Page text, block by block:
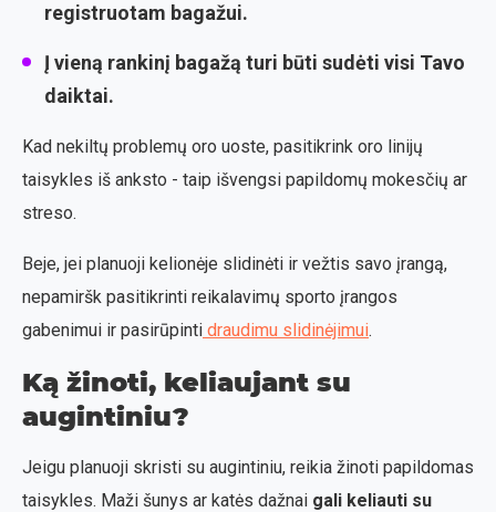
registruotam bagažui.
Į vieną rankinį bagažą turi būti sudėti visi Tavo
daiktai.
Kad nekiltų problemų oro uoste, pasitikrink oro linijų
taisykles iš anksto - taip išvengsi papildomų mokesčių ar
streso.
Beje, jei planuoji kelionėje slidinėti ir vežtis savo įrangą,
nepamiršk pasitikrinti reikalavimų sporto įrangos
gabenimui ir pasirūpinti draudimu slidinėjimui.
Ką žinoti, keliaujant su
augintiniu?
Jeigu planuoji skristi su augintiniu, reikia žinoti papildomas
taisykles. Maži šunys ar katės dažnai gali keliauti su